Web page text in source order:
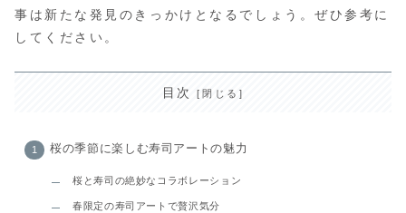
事は新たな発見のきっかけとなるでしょう。ぜひ参考に
してください。
目次
桜の季節に楽しむ寿司アートの魅力
桜と寿司の絶妙なコラボレーション
春限定の寿司アートで贅沢気分